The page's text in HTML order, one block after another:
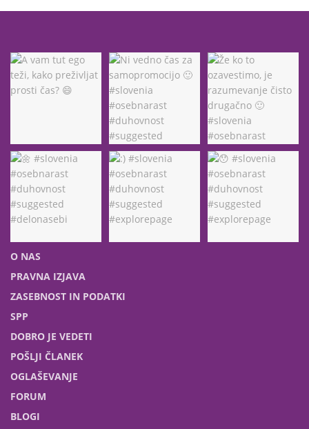
O NAS
PRAVNA IZJAVA
ZASEBNOST IN PODATKI
SPP
DOBRO JE VEDETI
POŠLJI ČLANEK
OGLAŠEVANJE
FORUM
BLOGI